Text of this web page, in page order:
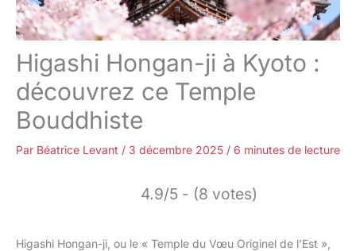
Higashi Hongan-ji à Kyoto :
découvrez ce Temple
Bouddhiste
Par Béatrice Levant / 3 décembre 2025 / 6 minutes de lecture
4.9/5 - (8 votes)
Higashi Hongan-ji, ou le « Temple du Vœu Originel de l’Est »,